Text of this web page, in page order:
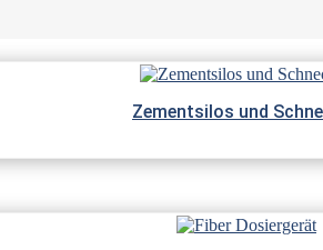
Zementsilos und